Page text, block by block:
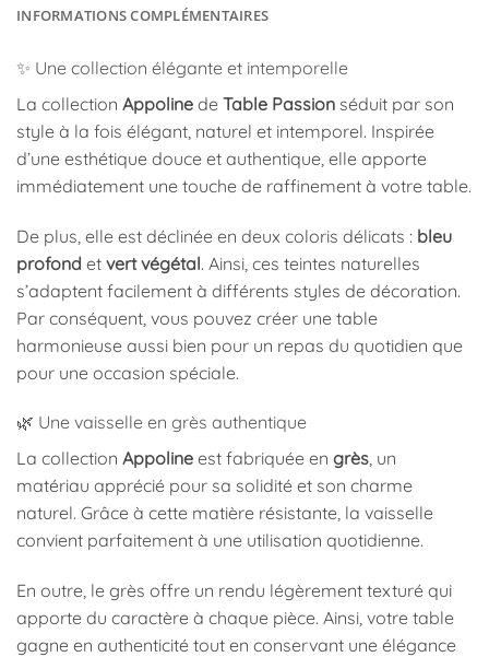
INFORMATIONS COMPLÉMENTAIRES
✨ Une collection élégante et intemporelle
La collection Appoline de Table Passion séduit par son
style à la fois élégant, naturel et intemporel. Inspirée
d’une esthétique douce et authentique, elle apporte
immédiatement une touche de raffinement à votre table.
De plus, elle est déclinée en deux coloris délicats : bleu
profond et vert végétal. Ainsi, ces teintes naturelles
s’adaptent facilement à différents styles de décoration.
Par conséquent, vous pouvez créer une table
harmonieuse aussi bien pour un repas du quotidien que
pour une occasion spéciale.
🌿 Une vaisselle en grès authentique
La collection Appoline est fabriquée en grès, un
matériau apprécié pour sa solidité et son charme
naturel. Grâce à cette matière résistante, la vaisselle
convient parfaitement à une utilisation quotidienne.
En outre, le grès offre un rendu légèrement texturé qui
apporte du caractère à chaque pièce. Ainsi, votre table
gagne en authenticité tout en conservant une élégance